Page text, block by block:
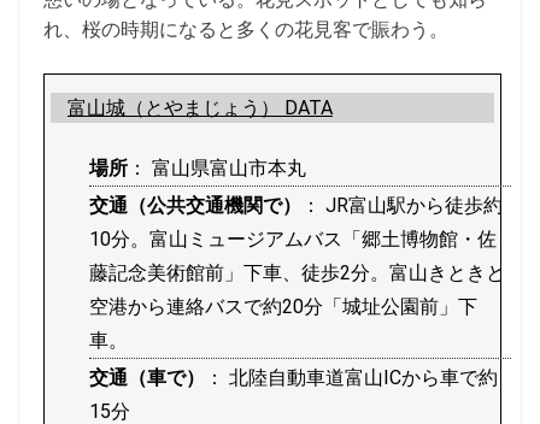
れ、桜の時期になると多くの花見客で賑わう。
富山城（とやまじょう） DATA
場所 ： 富山県富山市本丸
交通（公共交通機関で）
： JR富山駅から徒歩約
10分。富山ミュージアムバス「郷土博物館・佐
藤記念美術館前」下車、徒歩2分。富山きときと
空港から連絡バスで約20分「城址公園前」下
車。
交通（車で）
： 北陸自動車道富山ICから車で約
15分